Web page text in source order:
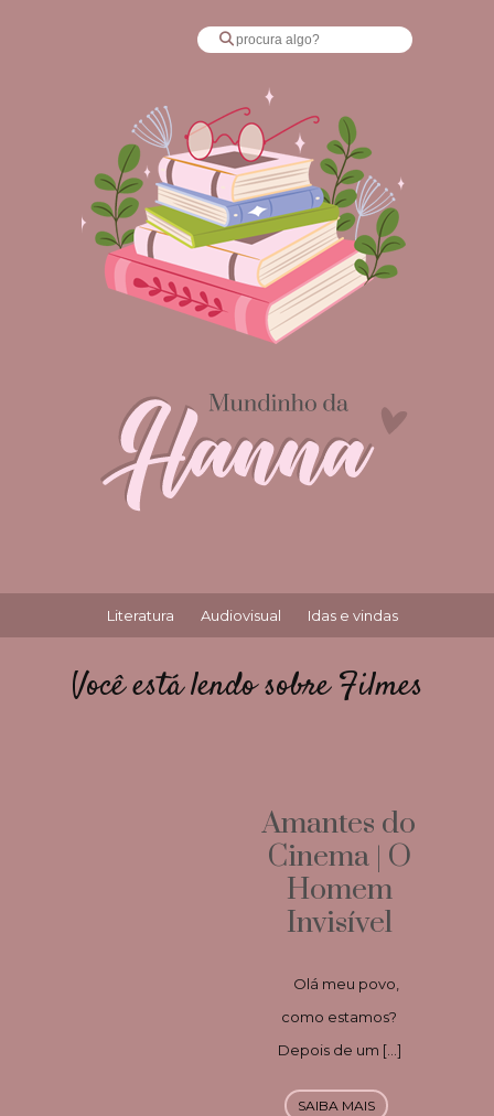
Literatura Audiovisual Idas e vindas
Você está lendo sobre Filmes
Amantes do
Cinema | O
Homem
Invisível
Olá meu povo,
como estamos?
Depois de um […]
SAIBA MAIS